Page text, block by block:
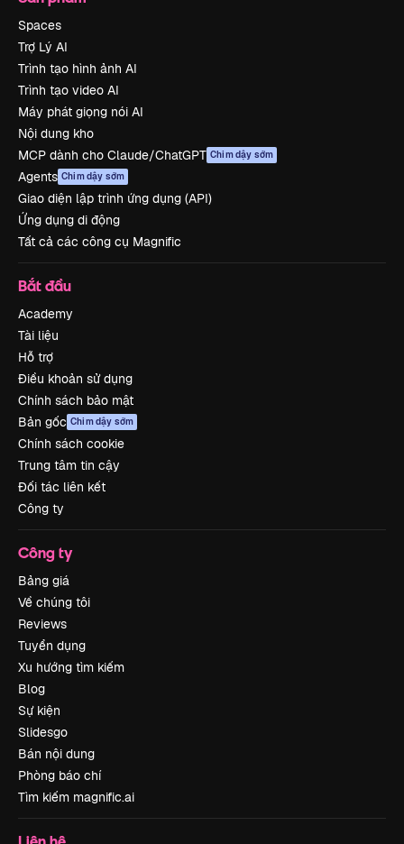
Spaces
Trợ Lý AI
Trình tạo hình ảnh AI
Trình tạo video AI
Máy phát giọng nói AI
Nội dung kho
MCP dành cho Claude/ChatGPT Chim dậy sớm
Agents Chim dậy sớm
Giao diện lập trình ứng dụng (API)
Ứng dụng di động
Tất cả các công cụ Magnific
Bắt đầu
Academy
Tài liệu
Hỗ trợ
Điều khoản sử dụng
Chính sách bảo mật
Bản gốc Chim dậy sớm
Chính sách cookie
Trung tâm tin cậy
Đối tác liên kết
Công ty
Công ty
Bảng giá
Về chúng tôi
Reviews
Tuyển dụng
Xu hướng tìm kiếm
Blog
Sự kiện
Slidesgo
Bán nội dung
Phòng báo chí
Tìm kiếm magnific.ai